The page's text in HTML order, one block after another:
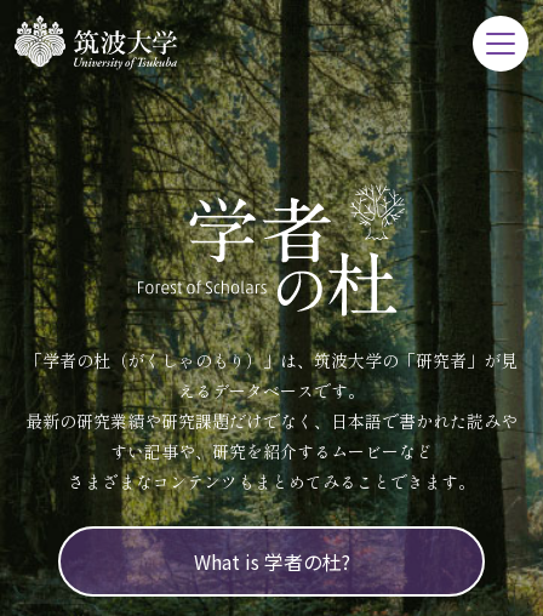
「学者の杜（がくしゃのもり）」は、筑波大学の「研究者」が見
えるデータベースです。
最新の研究業績や研究課題だけでなく、日本語で書かれた読みや
すい記事や、研究を紹介するムービーなど
さまざまなコンテンツもまとめてみることできます。
What is 学者の杜?